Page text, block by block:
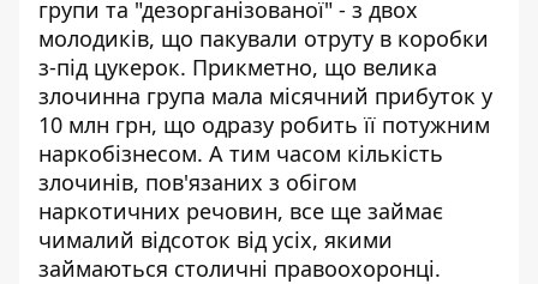
групи та "дезорганізованої" - з двох
молодиків, що пакували отруту в коробки
з-під цукерок. Прикметно, що велика
злочинна група мала місячний прибуток у
10 млн грн, що одразу робить її потужним
наркобізнесом. А тим часом кількість
злочинів, пов'язаних з обігом
наркотичних речовин, все ще займає
чималий відсоток від усіх, якими
займаються столичні правоохоронці.